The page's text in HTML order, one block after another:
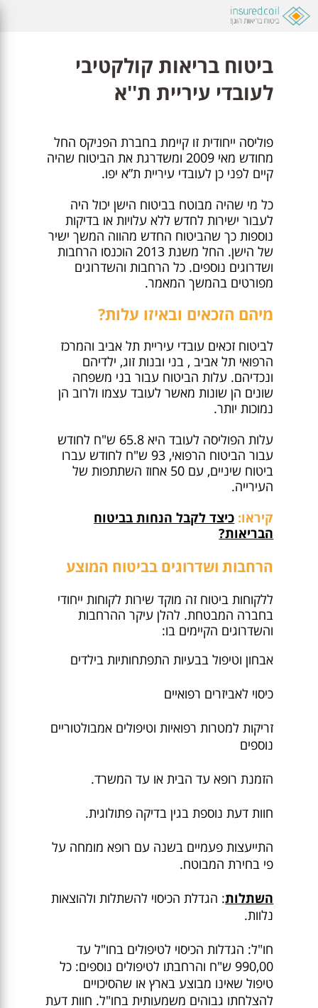
ביטוח בריאות קולקטיבי
לעובדי עיריית ת''א
פוליסה ייחודית זו קיימת בחברת הפניקס החל
מחודש מאי 2009 ומשדרגת את הביטוח שהיה
קיים לפני כן לעובדי עיריית ת”א יפו.
כל מי שהיה מבוטח בביטוח הישן יכול היה
לעבור ישירות לחדש ללא עלויות או בדיקות
נוספות כך שהביטוח החדש מהווה המשך ישיר
של הישן. החל משנת 2013 הוכנסו הרחבות
ושדרוגים נוספים. כל הרחבות והשדרוגים
מפורטים בהמשך המאמר.
מיהם הזכאים ובאיזו עלות?
לביטוח זכאים עובדי עיריית תל אביב והמרכז
הרפואי תל אביב , בני ובנות זוג, ילדיהם
ונכדיהם. עלות הביטוח עבור בני משפחה
שונים הן שונות מאשר לעובד עצמו ולרוב הן
נמוכות יותר.
עלות הפוליסה לעובד היא 65.8 ש"ח לחודש
עבור הביטוח הרפואי, 93 ש"ח לחודש עברו
ביטוח שיניים, עם 50 אחוז השתתפות של
העירייה.
קיראו: כיצד לקבל הנחות בביטוח
הבריאות?
הרחבות ושדרוגים בביטוח המוצע
ללקוחות ביטוח זה מוקד שירות לקוחות ייחודי
בחברה המבטחת. להלן עיקר ההרחבות
והשדרוגים הקיימים בו:
אבחון וטיפול בבעיות התפתחותיות בילדים
כיסוי לאביזרים רפואיים
זריקות למטרות רפואיות וטיפולים אמבולטוריים
נוספים
הזמנת רופא עד הבית או עד המשרד.
חוות דעת נוספת בגין בדיקה פתולוגית.
התייעצות פעמיים בשנה עם רופא מומחה על
פי בחירת המבוטח.
השתלות: הגדלת הכיסוי להשתלות ולהוצאות
נלוות.
חו"ל: הגדלות הכיסוי לטיפולים בחו"ל עד
990,00 ש"ח והרחבתו לטיפולים נוספים: כל
טיפול שאינו מבוצע בארץ או שהסיכויים
להצלחתו גבוהים משמעותית בחו"ל. חוות דעת